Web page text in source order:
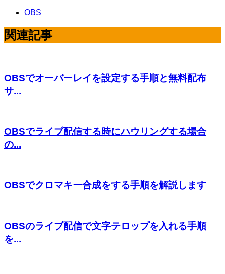
OBS
関連記事
OBSでオーバーレイを設定する手順と無料配布
サ...
OBSでライブ配信する時にハウリングする場合
の...
OBSでクロマキー合成をする手順を解説します
OBSのライブ配信で文字テロップを入れる手順
を...